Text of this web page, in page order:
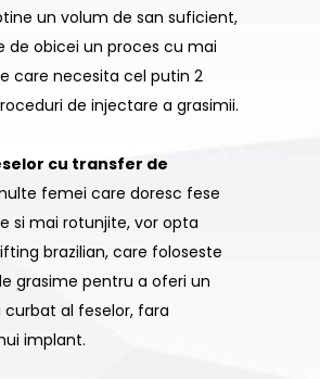
un volum de san suficient,
de obicei un proces cu mai
care necesita cel putin 2
de injectare a grasimii.
cu transfer de
femei care doresc fese
si mai rotunjite, vor opta
brazilian, care foloseste
grasime pentru a oferi un
al feselor, fara
implant.